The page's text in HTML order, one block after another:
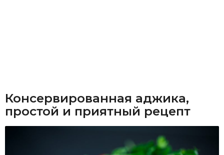
Консервированная аджика,
простой и приятный рецепт